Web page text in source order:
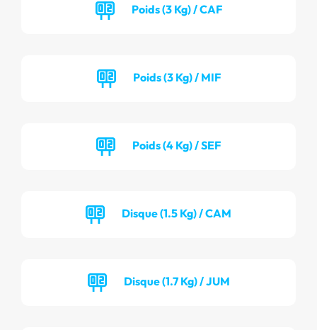
Poids (3 Kg) / CAF
Poids (3 Kg) / MIF
Poids (4 Kg) / SEF
Disque (1.5 Kg) / CAM
Disque (1.7 Kg) / JUM